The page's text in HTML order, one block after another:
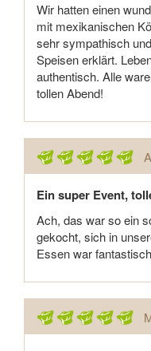
Wir hatten einen
mit mexikanischen
sehr sympathisch
Speisen erklärt.
authentisch. Alle
tollen Abend!
Ein super Event,
Ach, das war so ein
gekocht, sich in
Essen war